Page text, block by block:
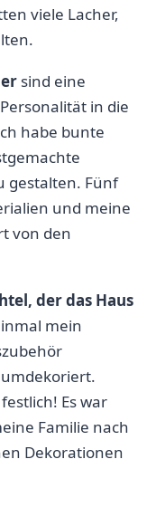
viele Lacher,
sind eine
in die
habe bunte⁣
gestalten.‌ Fünf
und⁢ meine
von den
der das Haus
⁣mein
Es war
Familie nach
Dekorationen